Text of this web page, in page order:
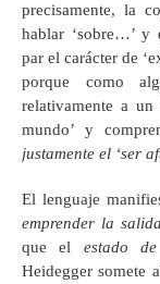
precisamente, la
hablar ‘sobre…’ y
par el carácter de
porque como
relativamente a un
mundo’ y
justamente el ‘ser
El lenguaje
emprender la salida
que el estado
Heidegger somete